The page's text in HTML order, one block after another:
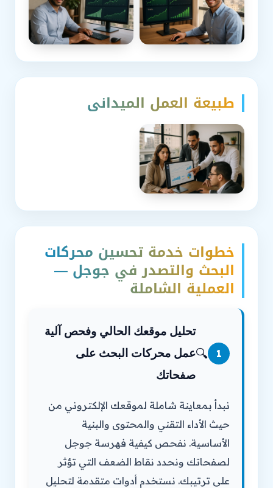
طبيعة العمل الميداني
خطوات خدمة تحسين محركات
البحث والتصدر في جوجل —
العملية الشاملة
1
🔍
تحليل موقعك الحالي وفحص آلية
عمل محركات البحث على
صفحاتك
نبدأ بمعاينة شاملة لموقعك الإلكتروني من
حيث الأداء التقني والمحتوى والبنية
الأساسية. نفحص كيفية فهرسة جوجل
لصفحاتك ونحدد نقاط الضعف التي تؤثر
على ترتيبك. نستخدم أدوات متقدمة لتحليل